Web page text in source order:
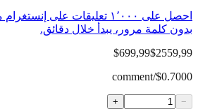
مرور، يبدأ خلال دقائق.
$699,99